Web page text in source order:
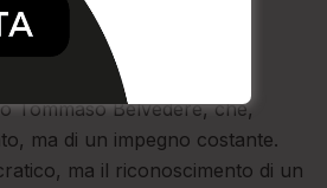
Parghelia.
e a ritirare il prestigioso
Tommaso Belvedere, che,
ma di un impegno costante.
ma il riconoscimento di un